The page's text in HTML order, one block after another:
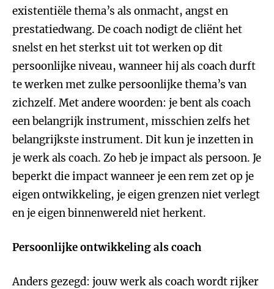
existentiële thema’s als onmacht, angst en
prestatiedwang. De coach nodigt de cliënt het
snelst en het sterkst uit tot werken op dit
persoonlijke niveau, wanneer hij als coach durft
te werken met zulke persoonlijke thema’s van
zichzelf. Met andere woorden: je bent als coach
een belangrijk instrument, misschien zelfs het
belangrijkste instrument. Dit kun je inzetten in
je werk als coach. Zo heb je impact als persoon. Je
beperkt die impact wanneer je een rem zet op je
eigen ontwikkeling, je eigen grenzen niet verlegt
en je eigen binnenwereld niet herkent.
Persoonlijke ontwikkeling als coach
Anders gezegd: jouw werk als coach wordt rijker